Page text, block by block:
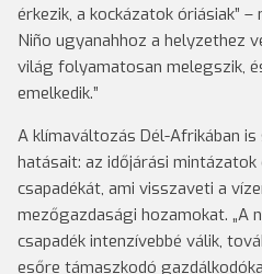
érkezik, a kockázatok óriásiak”
Niño ugyanahhoz a helyzethez
világ folyamatosan melegszik,
emelkedik.”
A klímaváltozás Dél-Afrikában
hatásait: az időjárási
csapadékát, ami visszaveti a
mezőgazdasági hozamokat. „A
csapadék intenzívebbé válik,
esőre támaszkodó